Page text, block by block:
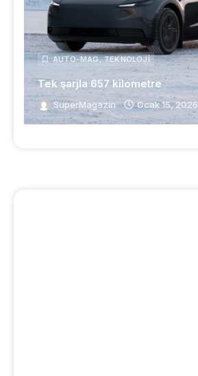
AUTO-MAG,TEKNOLOJI
Tek şarjla 657 kilometre
SuperMagazin Ocak 15, 2026